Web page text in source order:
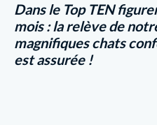
Dans le Top TEN
mois: la relève de
magnifiques chats
est assurée !